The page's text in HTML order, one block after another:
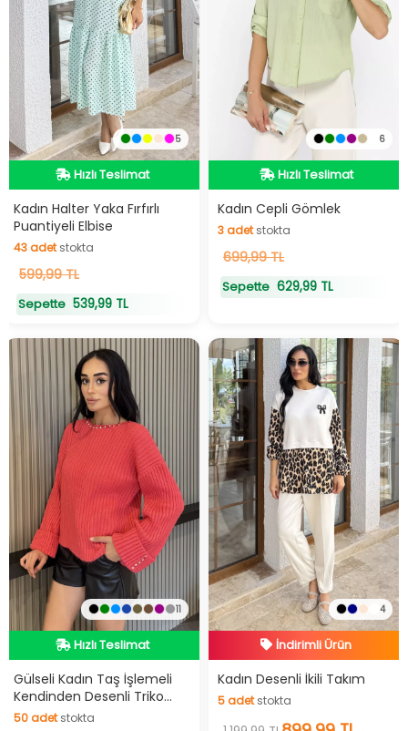
5
Hızlı Teslimat
Videolu Ürün
Hızlı Teslimat
Kadın Halter Yaka Fırfırlı
Puantiyeli Elbise
43adetstokta
43adetstokta
599,99 TL
Sepette 539,99 TL
6
Hızlı Teslimat
Hızlı Teslimat
Kadın Cepli Gömlek
3adetstokta
3adetstokta
699,99 TL
Sepette 629,99 TL
11
Hızlı Teslimat
Videolu Ürün
Hızlı Teslimat
Gülseli Kadın Taş İşlemeli
Kendinden Desenli Triko
Kazak
50adetstokta
4
İndirimli Ürün
Hızlı Teslimat
İndirimli Ürün
Kadın Desenli İkili Takım
5adetstokta
5 adetstokta